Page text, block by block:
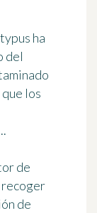
ha
del
los
de
recoger
de